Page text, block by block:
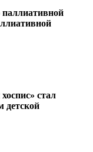
паллиативной
стал
детской